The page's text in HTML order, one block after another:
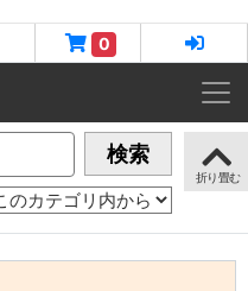
0
検索